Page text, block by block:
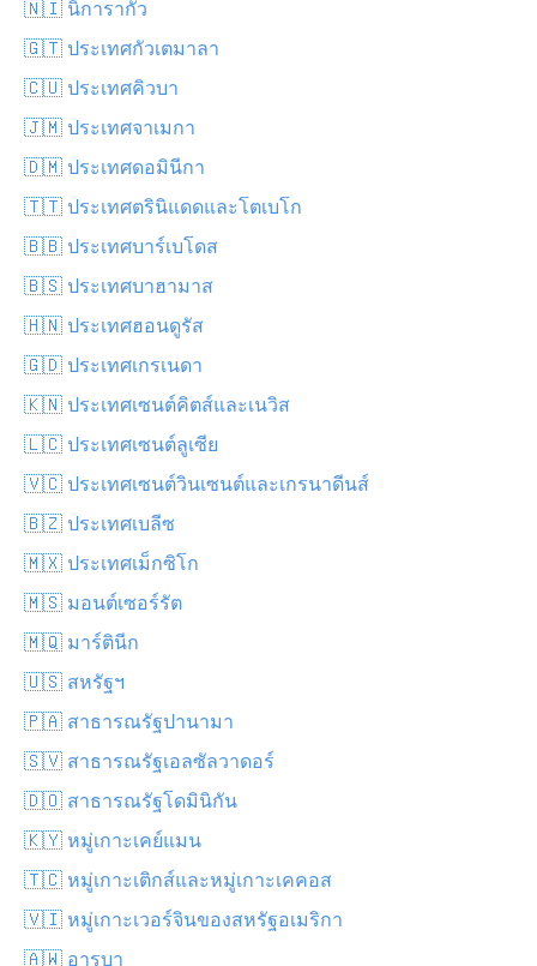
🇳🇮 นิการากัว
🇬🇹 ประเทศกัวเตมาลา
🇨🇺 ประเทศคิวบา
🇯🇲 ประเทศจาเมกา
🇩🇲 ประเทศดอมินีกา
🇹🇹 ประเทศตรินิแดดและโตเบโก
🇧🇧 ประเทศบาร์เบโดส
🇧🇸 ประเทศบาฮามาส
🇭🇳 ประเทศฮอนดูรัส
🇬🇩 ประเทศเกรเนดา
🇰🇳 ประเทศเซนต์คิตส์และเนวิส
🇱🇨 ประเทศเซนต์ลูเซีย
🇻🇨 ประเทศเซนต์วินเซนต์และเกรนาดีนส์
🇧🇿 ประเทศเบลีซ
🇲🇽 ประเทศเม็กซิโก
🇲🇸 มอนต์เซอร์รัต
🇲🇶 มาร์ตินีก
🇺🇸 สหรัฐฯ
🇵🇦 สาธารณรัฐปานามา
🇸🇻 สาธารณรัฐเอลซัลวาดอร์
🇩🇴 สาธารณรัฐโดมินิกัน
🇰🇾 หมู่เกาะเคย์แมน
🇹🇨 หมู่เกาะเติกส์และหมู่เกาะเคคอส
🇻🇮 หมู่เกาะเวอร์จินของสหรัฐอเมริกา
🇦🇼 อารูบา